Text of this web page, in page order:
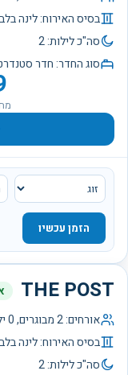
בסיס האירוח:לינה
סה"כ לילות:2
סוג החדר:חדר
הזמן עכשיו
THE POST
אורחים:2מבוגרים,0
בסיס האירוח:לינה
סה"כ לילות:2